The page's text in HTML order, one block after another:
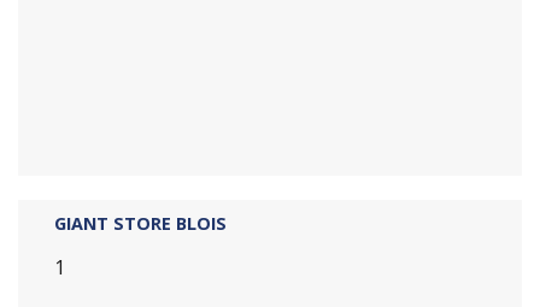
GIANT STORE BLOIS
1